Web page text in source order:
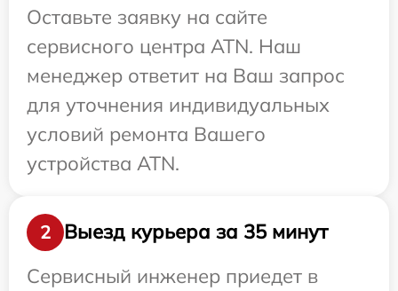
Оставьте заявку на сайте
сервисного центра ATN. Наш
менеджер ответит на Ваш запрос
для уточнения индивидуальных
условий ремонта Вашего
устройства ATN.
2
Выезд курьера за 35 минут
Сервисный инженер приедет в